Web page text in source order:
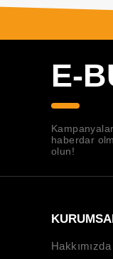
E-
haberdar
olun!
Hakkımızda